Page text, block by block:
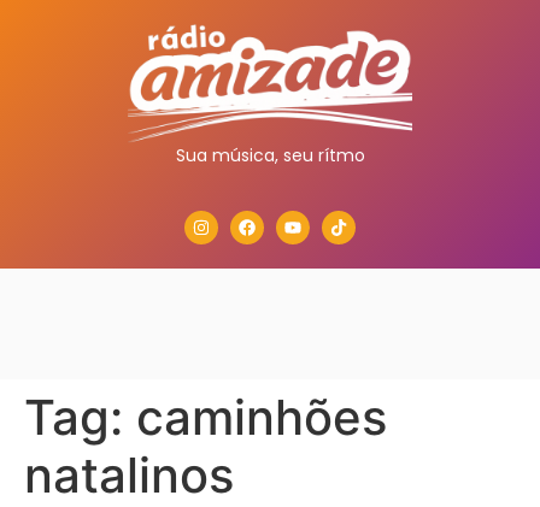
Sua música, seu rítmo
Tag: caminhões
natalinos